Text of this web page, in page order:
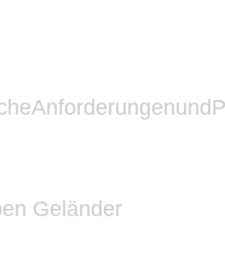
Geländer